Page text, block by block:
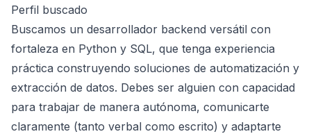
Perfil buscado
Buscamos un desarrollador backend versátil con
fortaleza en Python y SQL, que tenga experiencia
práctica construyendo soluciones de automatización y
extracción de datos. Debes ser alguien con capacidad
para trabajar de manera autónoma, comunicarte
claramente (tanto verbal como escrito) y adaptarte